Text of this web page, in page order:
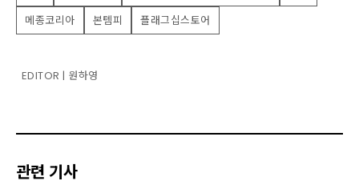
메종코리아
본템피 플래그십스토어
EDITOR | 원하영
관련 기사